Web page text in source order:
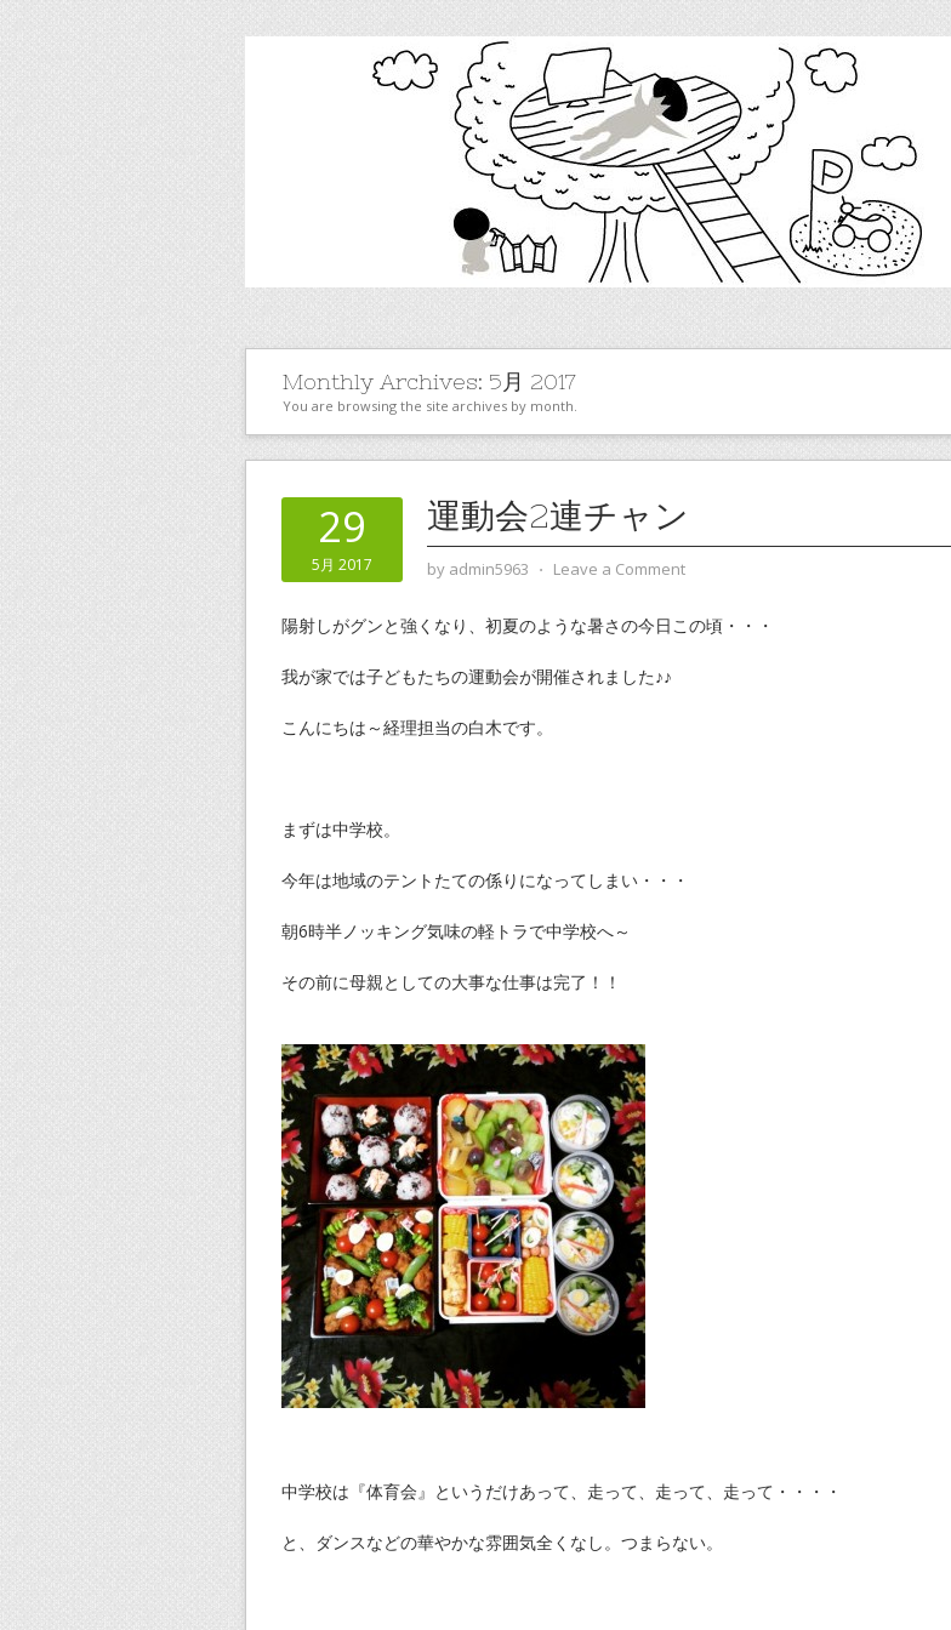
Monthly Archives: 5月 2017
You are browsing the site archives by month.
29
5月 2017
運動会2連チャン
by admin5963 ⋅ Leave a Comment
陽射しがグンと強くなり、初夏のような暑さの今日この頃・・・
我が家では子どもたちの運動会が開催されました♪♪
こんにちは～経理担当の白木です。
まずは中学校。
今年は地域のテントたての係りになってしまい・・・
朝6時半ノッキング気味の軽トラで中学校へ～
その前に母親としての大事な仕事は完了！！
中学校は『体育会』というだけあって、走って、走って、走って・・・・
と、ダンスなどの華やかな雰囲気全くなし。つまらない。